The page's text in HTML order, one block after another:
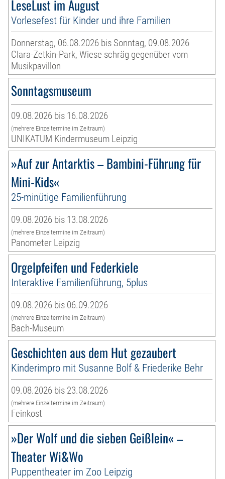
LeseLust im August
Vorlesefest für Kinder und ihre Familien
Donnerstag, 06.08.2026 bis Sonntag, 09.08.2026
Clara-Zetkin-Park, Wiese schräg gegenüber vom
Musikpavillon
Sonntagsmuseum
09.08.2026 bis 16.08.2026
(mehrere Einzeltermine im Zeitraum)
UNIKATUM Kindermuseum Leipzig
»Auf zur Antarktis – Bambini-Führung für
Mini-Kids«
25-minütige Familienführung
09.08.2026 bis 13.08.2026
(mehrere Einzeltermine im Zeitraum)
Panometer Leipzig
Orgelpfeifen und Federkiele
Interaktive Familienführung, 5plus
09.08.2026 bis 06.09.2026
(mehrere Einzeltermine im Zeitraum)
Bach-Museum
Geschichten aus dem Hut gezaubert
Kinderimpro mit Susanne Bolf & Friederike Behr
09.08.2026 bis 23.08.2026
(mehrere Einzeltermine im Zeitraum)
Feinkost
»Der Wolf und die sieben Geißlein« –
Theater Wi&Wo
Puppentheater im Zoo Leipzig